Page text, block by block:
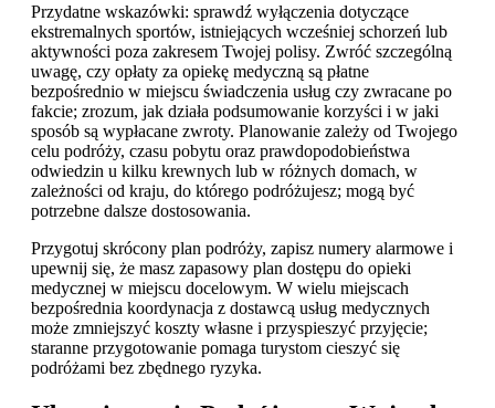
Przydatne wskazówki: sprawdź wyłączenia dotyczące
ekstremalnych sportów, istniejących wcześniej schorzeń lub
aktywności poza zakresem Twojej polisy. Zwróć szczególną
uwagę, czy opłaty za opiekę medyczną są płatne
bezpośrednio w miejscu świadczenia usług czy zwracane po
fakcie; zrozum, jak działa podsumowanie korzyści i w jaki
sposób są wypłacane zwroty. Planowanie zależy od Twojego
celu podróży, czasu pobytu oraz prawdopodobieństwa
odwiedzin u kilku krewnych lub w różnych domach, w
zależności od kraju, do którego podróżujesz; mogą być
potrzebne dalsze dostosowania.
Przygotuj skrócony plan podróży, zapisz numery alarmowe i
upewnij się, że masz zapasowy plan dostępu do opieki
medycznej w miejscu docelowym. W wielu miejscach
bezpośrednia koordynacja z dostawcą usług medycznych
może zmniejszyć koszty własne i przyspieszyć przyjęcie;
staranne przygotowanie pomaga turystom cieszyć się
podróżami bez zbędnego ryzyka.